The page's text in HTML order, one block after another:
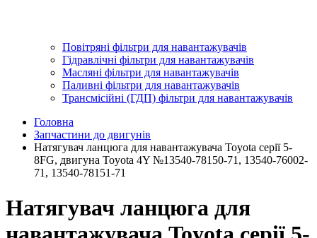
Повітряні фільтри для навантажувачів
Гідравлічні фільтри для навантажувачів
Масляні фільтри для навантажувачів
Паливні фільтри для навантажувачів
Трансмісійні (ГДП) фільтри для навантажувачів
Головна
Запчастини до двигунів
Натягувач ланцюга для навантажувача Toyota серії 5-
8FG, двигуна Toyota 4Y №13540-78150-71, 13540-76002-
71, 13540-78151-71
Натягувач ланцюга для